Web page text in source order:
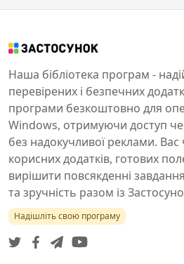
Наша бібліотека програм -
перевірених і безпечних
програми безкоштовно для
Windows, отримуючи доступ
без надокучливої реклами. Вас
корисних додатків, готових
вирішити повсякденні
та зручність разом із
Надішліть свою програму